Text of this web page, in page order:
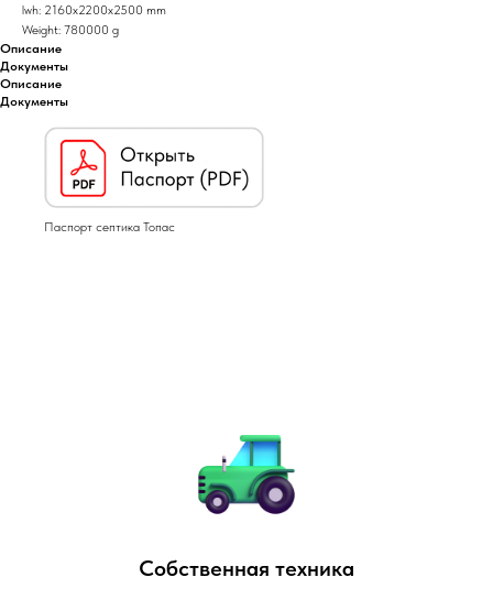
lwh: 2160x2200x2500 mm
Weight: 780000 g
Описание
Документы
Описание
Документы
Паспорт септика Топас
Собственная техника